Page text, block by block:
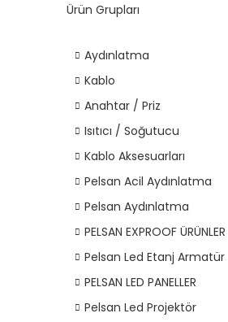
Ürün Grupları
Aydınlatma
Kablo
Anahtar / Priz
Isıtıcı / Soğutucu
Kablo Aksesuarları
Pelsan Acil Aydınlatma
Pelsan Aydınlatma
PELSAN EXPROOF ÜRÜNLER
Pelsan Led Etanj Armatür
PELSAN LED PANELLER
Pelsan Led Projektör